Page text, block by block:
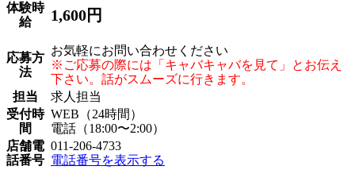
体験時
給
1,600円
応募方
法
お気軽にお問い合わせください
※ご応募の際には「キャバキャバを見て」とお伝え
下さい。話がスムーズに行きます。
担当
求人担当
受付時
間
WEB（24時間）
電話（18:00〜2:00）
店舗電
話番号
011-206-4733
電話番号を表示する